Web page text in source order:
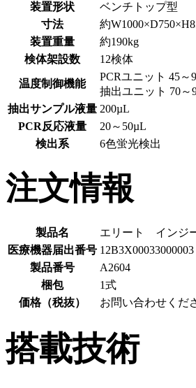
装置形状
ベンチトップ型
寸法
約
装置重量
約190kg
検体架設数
12検体
温度制御機能
PCRユニット 45
抽出ユニット 70
抽出サンプル液量 200µL
PCR反応液量
20～50µL
検出系
6色蛍光検出
注文情報
製品名
エリート インジ
医療機器届出番号 12B3X00033000003
製品番号
A2604
梱包
1式
価格（税抜）
お問い合わせくだ
搭載技術